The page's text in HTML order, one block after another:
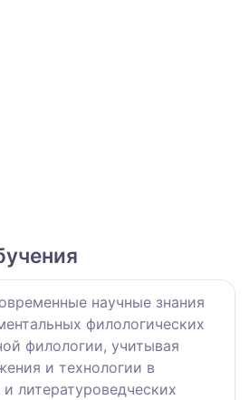
научные знания
филологических
филологии, учитывая
и технологии в
литературоведческих